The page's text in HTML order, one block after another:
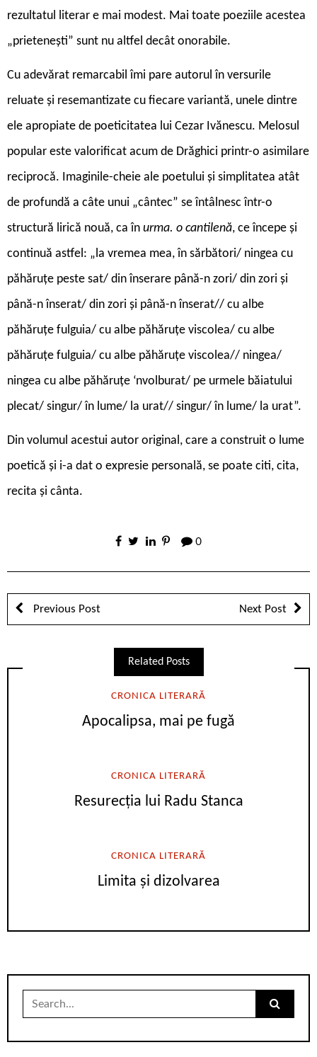
rezultatul literar e mai modest. Mai toate poeziile acestea
„prietenești” sunt nu altfel decât onorabile.
Cu adevărat remar­cabil îmi pare autorul în versurile
reluate și resemantizate cu fiecare variantă, unele dintre
ele apropiate de poeticitatea lui Cezar Ivănescu. Melosul
popular este valorificat acum de Drăghici printr-o asimilare
reciprocă. Imaginile-cheie ale poetului și simplitatea atât
de profundă a câte unui „cântec” se întâlnesc într-o
structură lirică nouă, ca în urma. o cantilenă, ce începe și
continuă astfel: „la vremea mea, în sărbători/ ningea cu
păhăruțe peste sat/ din înserare până-n zori/ din zori și
până-n înserat/ din zori și până-n înserat// cu albe
păhăruțe fulguia/ cu albe păhăruțe viscolea/ cu albe
păhăruțe fulguia/ cu albe păhăruțe viscolea// ningea/
ningea cu albe păhăruțe ‘nvolburat/ pe urmele băiatului
plecat/ singur/ în lume/ la urat// singur/ în lume/ la urat”.
Din volumul acestui autor original, care a construit o lume
poetică și i-a dat o expresie personală, se poate citi, cita,
recita și cânta.
0
Previous Post Next Post
Related Posts
CRONICA LITERARĂ
Apocalipsa, mai pe fugă
CRONICA LITERARĂ
Resurecția lui Radu Stanca
CRONICA LITERARĂ
Limita și dizolvarea
Search